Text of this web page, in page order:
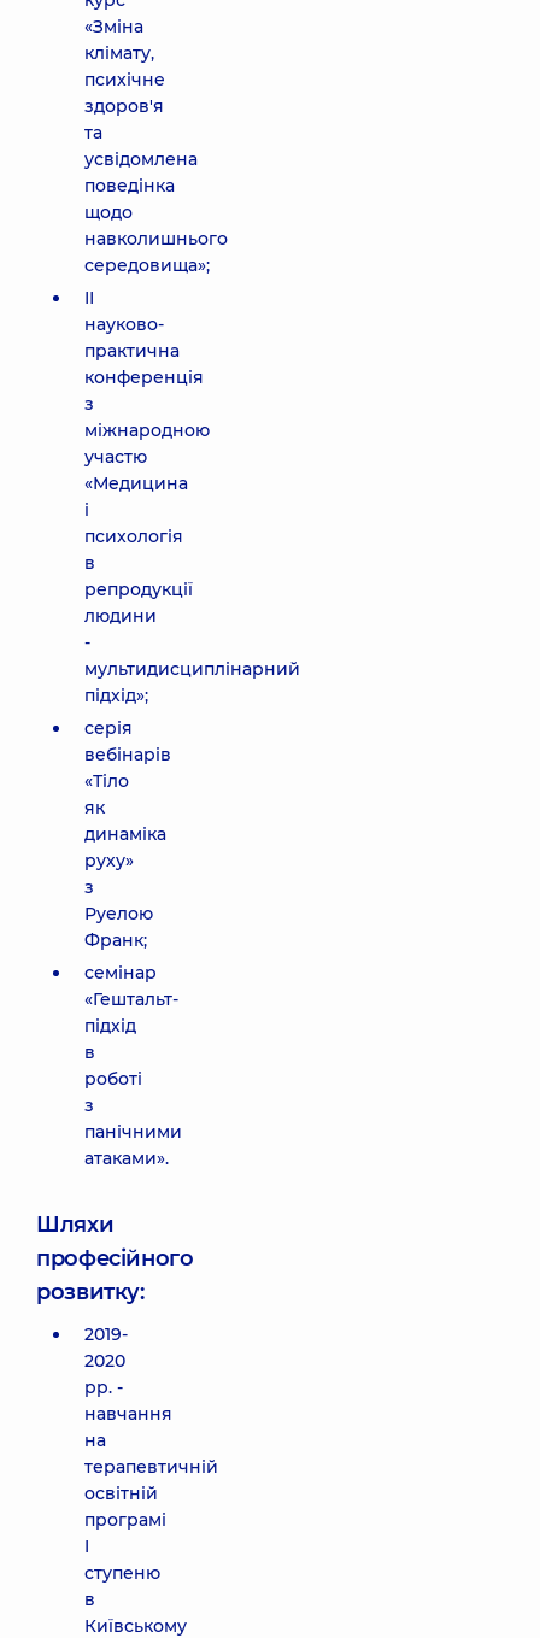
«Зміна
клімату,
психічне
здоров'я
та
усвідомлена
поведінка
щодо
навколишнього
середовища»;
ІІ
науково-
практична
конференція
з
міжнародною
участю
«Медицина
і
психологія
в
репродукції
людини
-
мультидисциплінарний
підхід»;
серія
вебінарів
«Тіло
як
динаміка
руху»
з
Руелою
Франк;
семінар
«Гештальт-
підхід
в
роботі
з
панічними
атаками».
Шляхи
професійного
розвитку:
2019-
2020
рр. -
навчання
на
терапевтичній
освітній
програмі
I
ступеню
в
Київському